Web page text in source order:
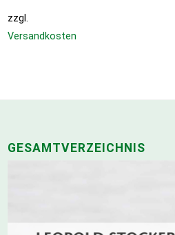
zzgl.
Versandkosten
GESAMTVERZEICHNIS